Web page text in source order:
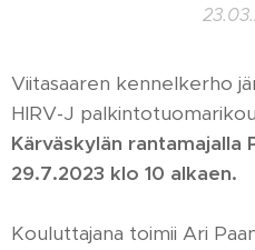
Viitasaaren kennelkerho
HIRV-J
Kärväskylän rantamajalla
29.7.2023 klo 10 alkaen.
Kouluttajana toimii Ari